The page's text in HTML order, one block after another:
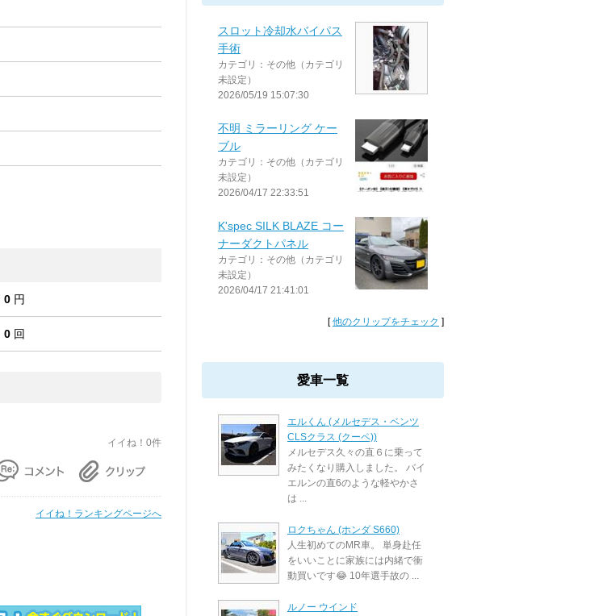
0 円
0 回
イイね！0件
イイね！ランキングページへ
スロット冷却水バイパス
手術
カテゴリ：その他（カテゴリ
未設定）
2026/05/19 15:07:30
不明 ミラーリング ケー
ブル
カテゴリ：その他（カテゴリ
未設定）
2026/04/17 22:33:51
K'spec SILK BLAZE コー
ナーダクトパネル
カテゴリ：その他（カテゴリ
未設定）
2026/04/17 21:41:01
[他のクリップをチェック ]
愛車一覧
エルくん (メルセデス・ベンツ
CLSクラス (クーペ))
メルセデス久々の直６に乗って
みたくなり購入しました。 バイ
エルンの直6のような軽やかさ
は ...
ロクちゃん (ホンダ S660)
人生初めてのMR車。 単身赴任
をいいことに家族には内緒で衝
動買いです😂 10年選手故の ...
ルノー ウインド